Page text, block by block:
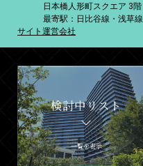
日本橋人形町スクエア 3階
最寄駅：日比谷線・浅草
サイト運営会社
検討中リスト
一覧を表示